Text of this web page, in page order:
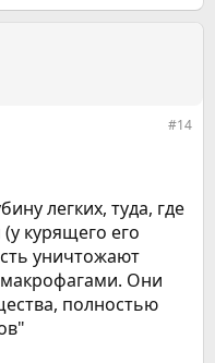
#14
легких, туда, где
курящего его
уничтожают
Они
полностью